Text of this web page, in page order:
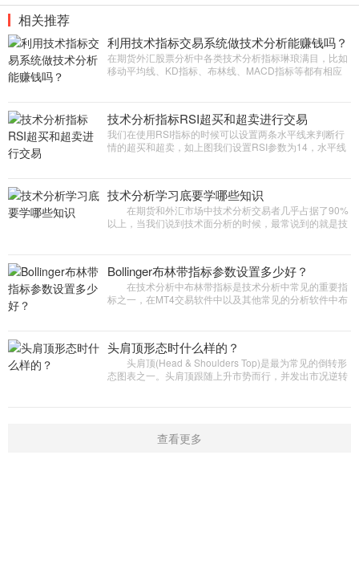
相关推荐
利用技术指标交易系统做技术分析能赚钱吗？
在期货外汇股票分析中各类技术分析指标琳琅满目，比如
移动平均线、KD指标、布林线、MACD指标等都有相应
定盈利呢?
技术分析指标RSI超买和超卖进行交易
我们在使用RSI指标的时候可以设置两条水平线来判断行
情的超买和超卖，如上图我们设置RSI参数为14，水平线
技术分析学习底要学哪些知识
在期货和外汇市场中技术分析交易者几乎占据了90%
以上，当我们说到技术面分析的时候，最常说到的就是技
Bollinger布林带指标参数设置多少好？
在技术分析中布林带指标是技术分析中常见的重要指
标之一，在MT4交易软件中以及其他常见的分析软件中布
头肩顶形态时什么样的？
头肩顶(Head & Shoulders Top)是最为常见的倒转形
态图表之一。头肩顶跟随上升市势而行，并发出市况逆转
查看更多